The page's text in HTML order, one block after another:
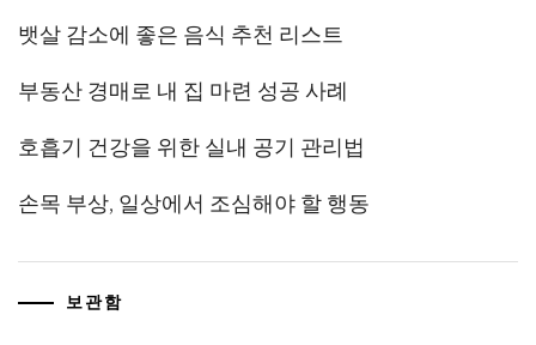
뱃살 감소에 좋은 음식 추천 리스트
부동산 경매로 내 집 마련 성공 사례
호흡기 건강을 위한 실내 공기 관리법
손목 부상, 일상에서 조심해야 할 행동
보관함